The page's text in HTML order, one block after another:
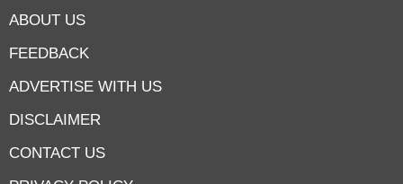
ABOUT US
FEEDBACK
ADVERTISE WITH US
DISCLAIMER
CONTACT US